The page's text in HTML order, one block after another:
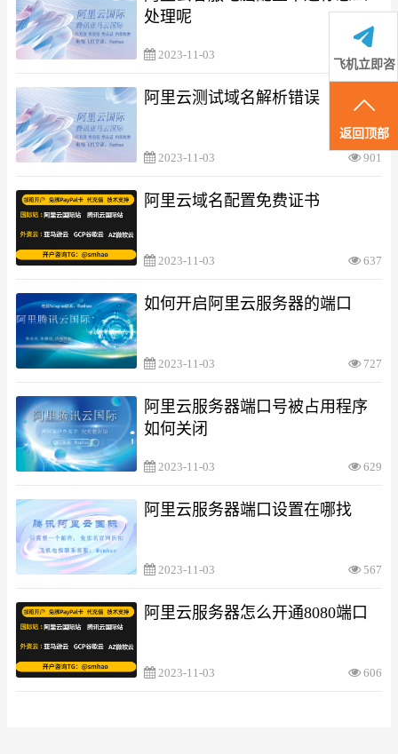
处理呢
2023-11-03 1485
阿里云测试域名解析错误
2023-11-03 901
阿里云域名配置免费证书
2023-11-03 637
如何开启阿里云服务器的端口
2023-11-03 727
阿里云服务器端口号被占用程序
如何关闭
2023-11-03 629
阿里云服务器端口设置在哪找
2023-11-03 567
阿里云服务器怎么开通8080端口
2023-11-03 606
飞机立即咨
询
返回顶部